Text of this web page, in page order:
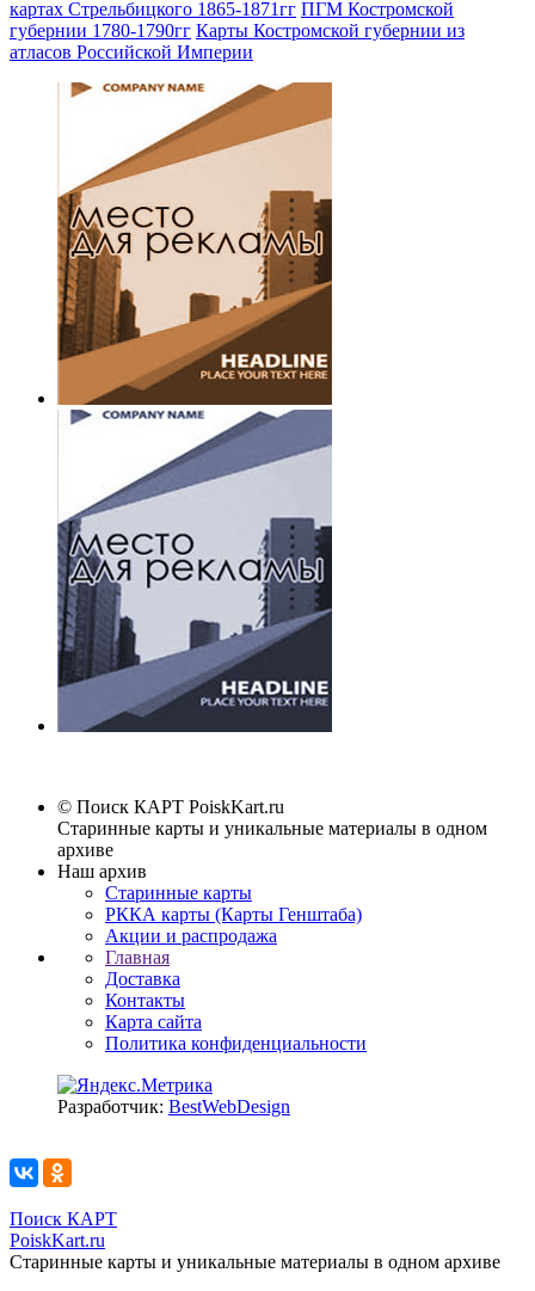
картах Стрельбицкого 1865-1871гг ПГМ Костромской
губернии 1780-1790гг Карты Костромской губернии из
атласов Российской Империи
© Поиск КАРТ PoiskKart.ru
Старинные карты и уникальные материалы в одном
архиве
Наш архив
Старинные карты
РККА карты (Карты Генштаба)
Акции и распродажа
Главная
Доставка
Контакты
Карта сайта
Политика конфиденциальности
Разработчик: BestWebDesign
Поиск КАРТ
PoiskKart.ru
Старинные карты и уникальные материалы в одном архиве